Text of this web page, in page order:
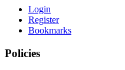
Login
Register
Bookmarks
Policies